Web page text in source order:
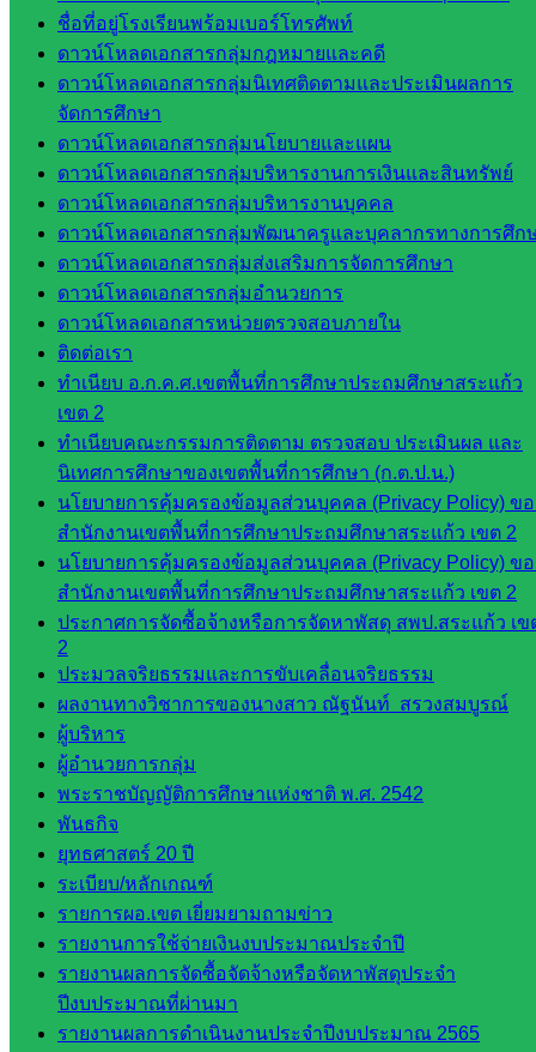
ชื่อที่อยู่โรงเรียนพร้อมเบอร์โทรศัพท์
ดาวน์โหลดเอกสารกลุ่มกฎหมายและคดี
ดาวน์โหลดเอกสารกลุ่มนิเทศติดตามและประเมินผลการ
จัดการศึกษา
ดาวน์โหลดเอกสารกลุ่มนโยบายและแผน
ดาวน์โหลดเอกสารกลุ่มบริหารงานการเงินและสินทรัพย์
ดาวน์โหลดเอกสารกลุ่มบริหารงานบุคคล
ดาวน์โหลดเอกสารกลุ่มพัฒนาครูและบุคลากรทางการศึก
ดาวน์โหลดเอกสารกลุ่มส่งเสริมการจัดการศึกษา
ดาวน์โหลดเอกสารกลุ่มอำนวยการ
ดาวน์โหลดเอกสารหน่วยตรวจสอบภายใน
ติดต่อเรา
ทำเนียบ อ.ก.ค.ศ.เขตพื้นที่การศึกษาประถมศึกษาสระแก้ว
เขต 2
ทำเนียบคณะกรรมการติดตาม ตรวจสอบ ประเมินผล และ
นิเทศการศึกษาของเขตพื้นที่การศึกษา (ก.ต.ป.น.)
นโยบายการคุ้มครองข้อมูลส่วนบุคคล (Privacy Policy) ข
สำนักงานเขตพื้นที่การศึกษาประถมศึกษาสระแก้ว เขต 2
นโยบายการคุ้มครองข้อมูลส่วนบุคคล (Privacy Policy) ข
สำนักงานเขตพื้นที่การศึกษาประถมศึกษาสระแก้ว เขต 2
ประกาศการจัดซื้อจ้างหรือการจัดหาพัสดุ สพป.สระแก้ว เข
2
ประมวลจริยธรรมและการขับเคลื่อนจริยธรรม
ผลงานทางวิชาการของนางสาว ณัฐนันท์ สรวงสมบูรณ์
ผู้บริหาร
ผู้อำนวยการกลุ่ม
พระราชบัญญัติการศึกษาแห่งชาติ พ.ศ. 2542
พันธกิจ
ยุทธศาสตร์ 20 ปี
ระเบียบ/หลักเกณฑ์
รายการผอ.เขต เยี่ยมยามถามข่าว
รายงานการใช้จ่ายเงินงบประมาณประจำปี
รายงานผลการจัดซื้อจัดจ้างหรือจัดหาพัสดุประจำ
ปีงบประมาณที่ผ่านมา
รายงานผลการดำเนินงานประจำปีงบประมาณ 2565
และประ
เมินผลฯ
เว็บไซต์
หลักสูตร
ต้าน
ทุจริต
ห้อง
นิเทศ
ศน.นิพนธ์
พรมพิไล
ห้อง
นิเทศ
ศน.ชยา
ธิศ/
ศน.อัญชลี
ห้อง
นิเทศ
ดร.สราว
ดี เพ็งศรี
โคตร
เว็บไซต์
คณะ
กรรมการ
ก.ต.ป.น.
เว็บไซต์
อ.ค.ก.ศ.เขต
พื้นที่การ
ศึกษา
ดาวน์โหลด
เอกสาร